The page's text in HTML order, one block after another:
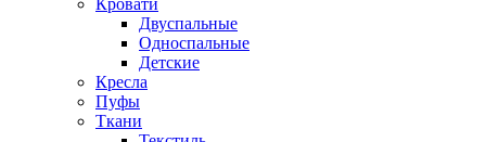
Кровати
Двуспальные
Односпальные
Детские
Кресла
Пуфы
Ткани